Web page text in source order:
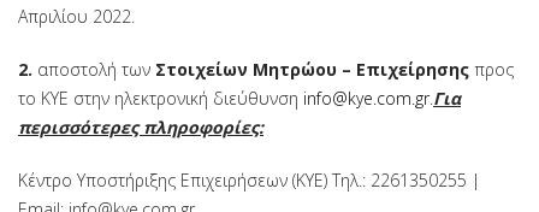
Απριλίου 2022.
2. αποστολή των Στοιχείων Μητρώου – Επιχείρησης προς
το ΚΥΕ στην ηλεκτρονική διεύθυνση info@kye.com.gr.Για
περισσότερες πληροφορίες:
Κέντρο Υποστήριξης Επιχειρήσεων (ΚΥΕ) Τηλ.: 2261350255 |